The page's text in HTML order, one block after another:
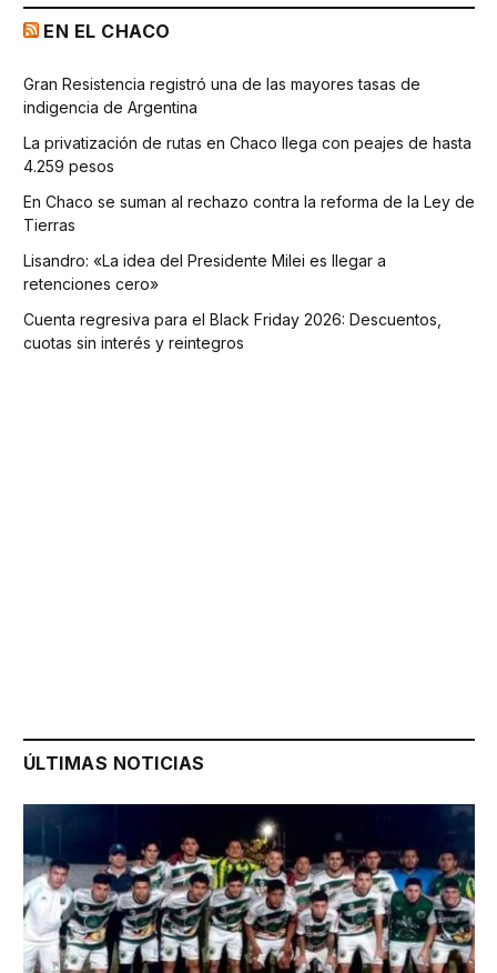
EN EL CHACO
Gran Resistencia registró una de las mayores tasas de
indigencia de Argentina
La privatización de rutas en Chaco llega con peajes de hasta
4.259 pesos
En Chaco se suman al rechazo contra la reforma de la Ley de
Tierras
Lisandro: «La idea del Presidente Milei es llegar a
retenciones cero»
Cuenta regresiva para el Black Friday 2026: Descuentos,
cuotas sin interés y reintegros
ÚLTIMAS NOTICIAS